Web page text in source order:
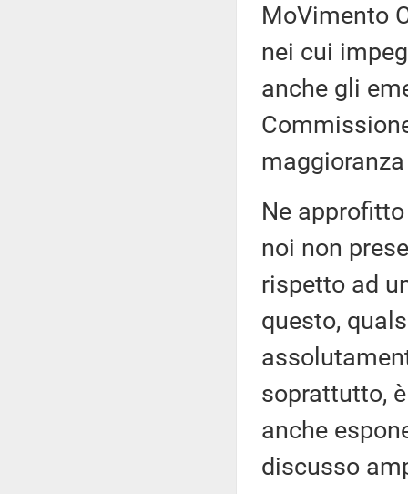
MoVimento
nei cui
anche gli
Ne
noi non
rispetto ad
questo,
soprattutto,
anche
discusso